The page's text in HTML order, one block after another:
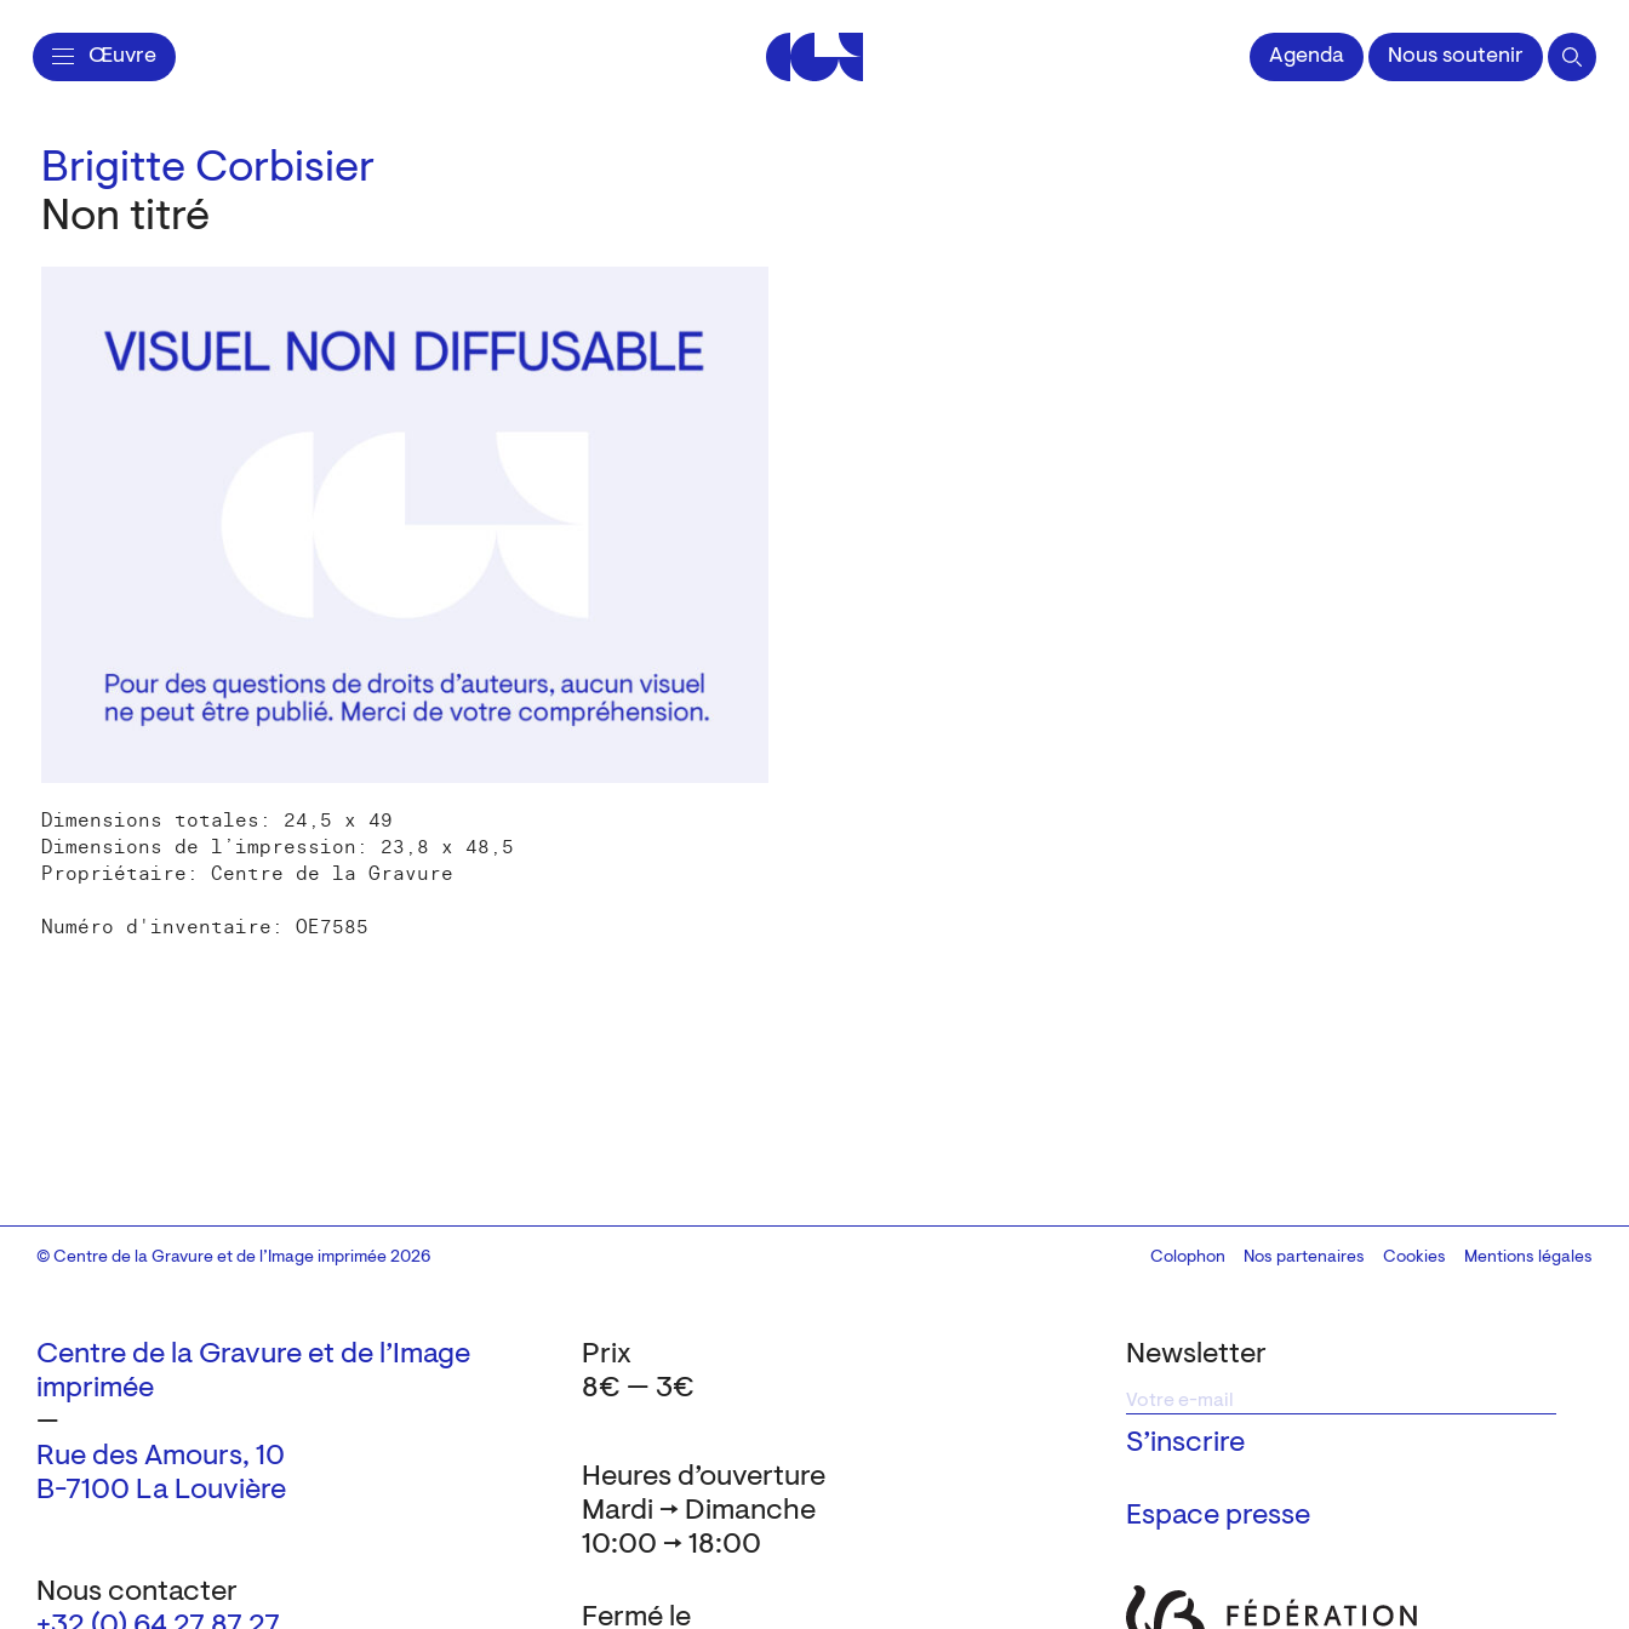
Œuvre Centre de la Gravure et de l'Image impriméeAgenda Nous soutenir
Brigitte Corbisier
Non titré
Dimensions totales: 24,5 x 49
Dimensions de l’impression: 23,8 x 48,5
Propriétaire: Centre de la Gravure
Numéro d'inventaire: OE7585
Centre de la Gravure et de l’Image
imprimée
—
Rue des Amours, 10
B-7100 La Louvière
Nous contacter
Newsletter
Espace presse
Heures d’ouverture
Mardi → Dimanche
10:00 → 18:00
Fermé le
Prix
8€ — 3€
© Centre de la Gravure et de l’Image imprimée 2026 Colophon
Design:Marcel Kaczmarek, code:8080.studio
Nos partenaires Cookies Mentions légales